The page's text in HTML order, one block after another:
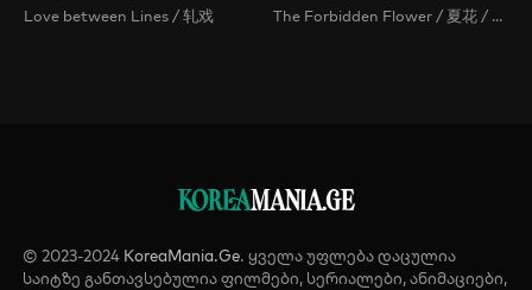
Love between Lines / 轧戏 The Forbidden Flower / 夏花 / Summer Flowers , Xia Hua
KOREAMANIA.GE
© 2023-2024 KoreaMania.Ge. ყველა უფლება დაცულია
საიტზე განთავსებულია ფილმები, სერიალები, ანიმაციები,